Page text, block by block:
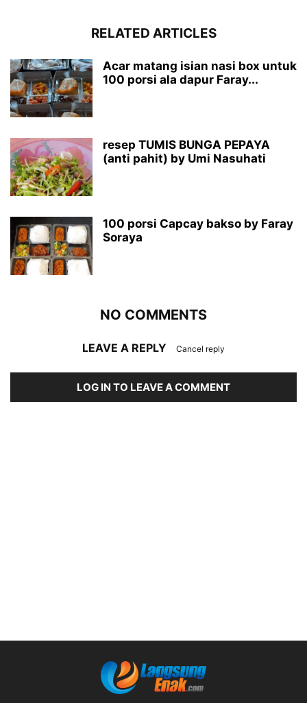
RELATED ARTICLES
Acar matang isian nasi box untuk
100 porsi ala dapur Faray...
resep TUMIS BUNGA PEPAYA
(anti pahit) by Umi Nasuhati
100 porsi Capcay bakso by Faray
Soraya
NO COMMENTS
LEAVE A REPLY Cancel reply
LOG IN TO LEAVE A COMMENT